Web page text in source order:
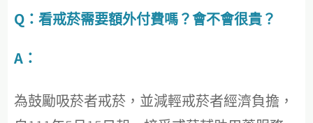
Q：看戒菸需要額外付費嗎？會不會很貴？
A：
為鼓勵吸菸者戒菸，並減輕戒菸者經濟負擔，